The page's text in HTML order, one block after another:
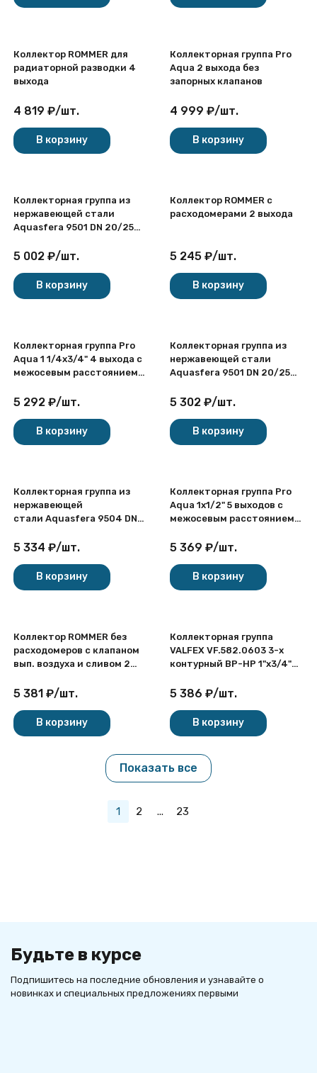
клапанами, с дренажным
Коллектор ROMMER для
радиаторной разводки 4
выхода
4 819 ₽/шт.
В корзину
Коллекторная группа Pro
Aqua 2 выхода без
запорных клапанов
4 999 ₽/шт.
В корзину
Коллекторная группа из
нержавеющей стали
Aquasfera 9501 DN 20/25
евроконус с
дренажным краном,
резьбовая ВР-НР, 9501-01
5 002 ₽/шт.
В корзину
Коллектор ROMMER с
расходомерами 2 выхода
5 245 ₽/шт.
В корзину
Коллекторная группа Pro
Aqua 1 1/4х3/4" 4 выхода с
межосевым расстоянием
5 292 ₽/шт.
В корзину
Коллекторная группа из
нержавеющей стали
Aquasfera 9501 DN 20/25
евроконус с
дренажным краном,
резьбовая ВР-НР, 9501-02
5 302 ₽/шт.
В корзину
Коллекторная группа из
нержавеющей
стали Aquasfera 9504 DN
1"х3/4"х4, под евроконус
резьбовая ВР-НР, 9504-03
5 334 ₽/шт.
В корзину
Коллекторная группа Pro
Aqua 1х1/2" 5 выходов с
межосевым расстоянием
5 369 ₽/шт.
В корзину
Коллектор ROMMER без
расходомеров с клапаном
вып. воздуха и сливом 2
5 381 ₽/шт.
В корзину
Коллекторная группа
VALFEX VF.582.0603 3-х
контурный ВР-НР 1"x3/4"
регулирующими и
клапанами
5 386 ₽/шт.
В корзину
Показать все
1 2 ... 23
Будьте в курсе
Подпишитесь на последние обновления и узнавайте о
новинках и специальных предложениях первыми